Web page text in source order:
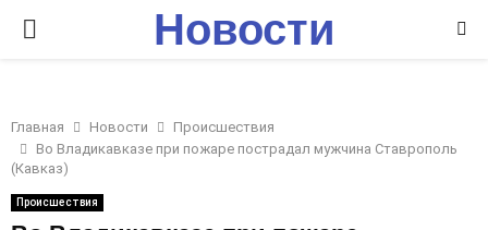
P
I
M
Новости
Главная Новости
Происшествия
Во Владикавказе при пожаре пострадал мужчина Ставрополь
(Кавказ)
Происшествия